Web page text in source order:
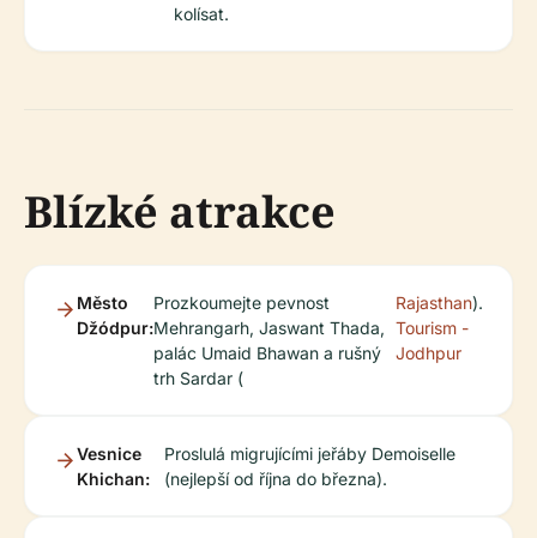
kolísat.
Blízké atrakce
Město
Džódpur:
Prozkoumejte pevnost
Mehrangarh, Jaswant Thada,
palác Umaid Bhawan a rušný
trh Sardar (
Rajasthan
Tourism -
Jodhpur
).
Vesnice
Khichan:
Proslulá migrujícími jeřáby Demoiselle
(nejlepší od října do března).